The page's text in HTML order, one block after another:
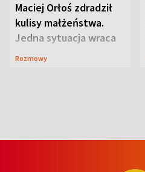
Maciej Orłoś zdradził
kulisy małżeństwa.
Jedna sytuacja wraca
jak bumerang
Rozmowy